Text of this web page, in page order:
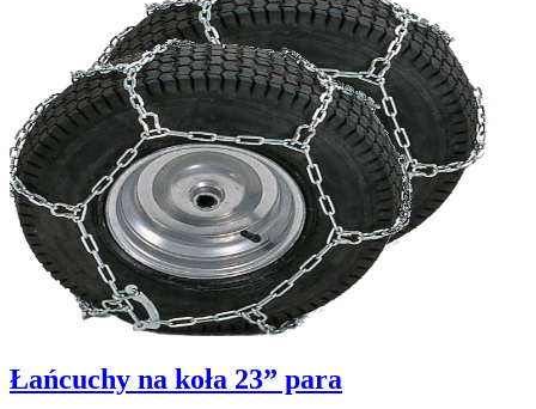
Łańcuchy na koła 23” para